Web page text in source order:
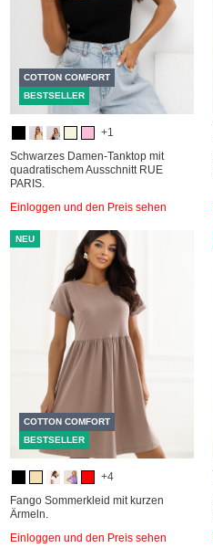
COTTON COMFORT
BESTSELLER
+1
Schwarzes Damen-Tanktop mit
quadratischem Ausschnitt RUE
PARIS.
Einloggen und den Preis sehen
NEU
COTTON COMFORT
BESTSELLER
+4
Fango Sommerkleid mit kurzen
Ärmeln.
Einloggen und den Preis sehen